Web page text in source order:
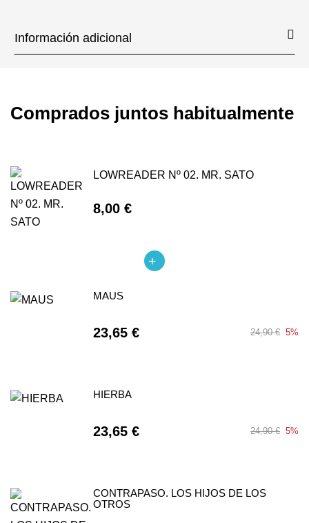
Información adicional
Comprados juntos habitualmente
LOWREADER Nº 02. MR. SATO
8,00 €
MAUS
23,65 € 24,90 € 5%
HIERBA
23,65 € 24,90 € 5%
CONTRAPASO. LOS HIJOS DE LOS
OTROS